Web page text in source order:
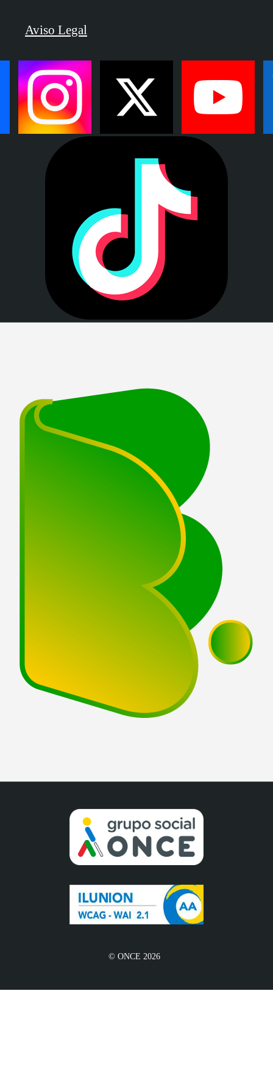
© ONCE 2026
Aviso Legal